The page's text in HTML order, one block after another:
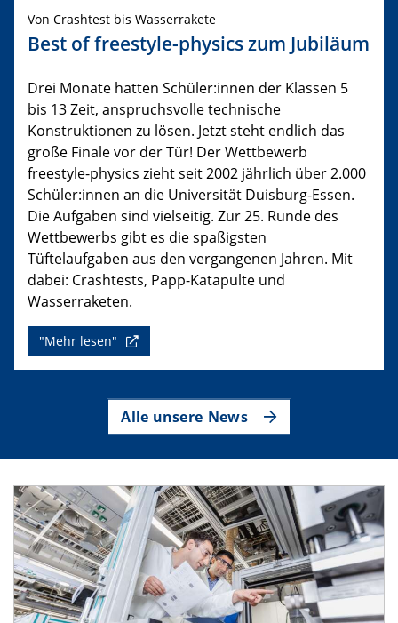
Von Crashtest bis Wasserrakete
Best of freestyle-physics zum Jubiläum
Drei Monate hatten Schüler:innen der Klassen 5
bis 13 Zeit, anspruchsvolle technische
Konstruktionen zu lösen. Jetzt steht endlich das
große Finale vor der Tür! Der Wettbewerb
freestyle-physics zieht seit 2002 jährlich über 2.000
Schüler:innen an die Universität Duisburg-Essen.
Die Aufgaben sind vielseitig. Zur 25. Runde des
Wettbewerbs gibt es die spaßigsten
Tüftelaufgaben aus den vergangenen Jahren. Mit
dabei: Crashtests, Papp-Katapulte und
Wasserraketen.
"Mehr lesen"
Alle unsere News